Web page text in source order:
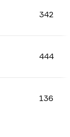
342
444
136